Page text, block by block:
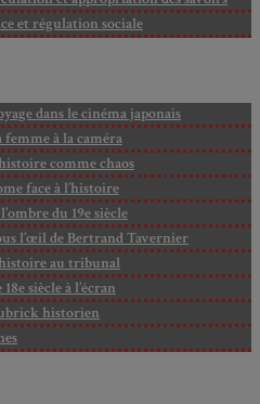
et régulation sociale
dans le cinéma japonais
à la caméra
comme chaos
face à l’histoire
du 19e siècle
l’œil de Bertrand Tavernier
au tribunal
siècle à l’écran
historien